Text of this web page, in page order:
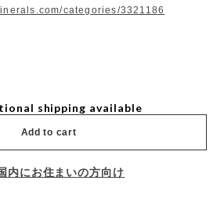
categories/3321186
shipping available
Add to cart
内にお住まいの方向け